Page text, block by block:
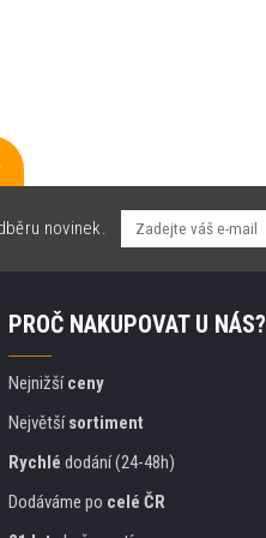
novinek.
PROČ NAKUPOVAT U NÁS?
Nejnižšíceny
Největšísortiment
Rychlé dodání (24-48h)
Dodáváme po celé ČR